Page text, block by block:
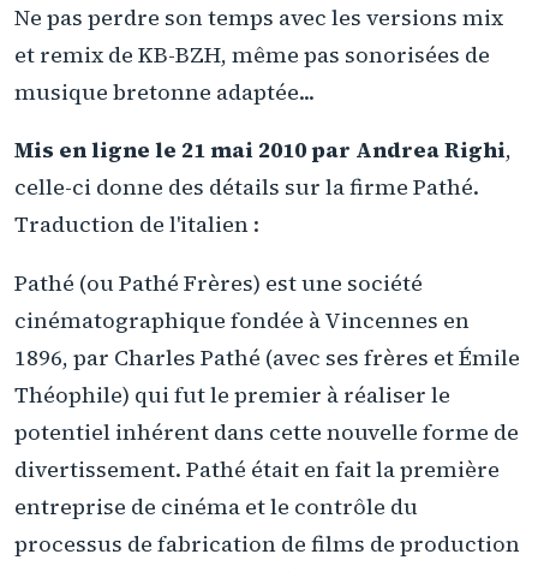
Ne pas perdre son temps avec les versions mix
et remix de KB-BZH, même pas sonorisées de
musique bretonne adaptée...
Mis en ligne le 21 mai 2010 par Andrea Righi,
celle-ci donne des détails sur la firme Pathé.
Traduction de l'italien :
Pathé (ou Pathé Frères) est une société
cinématographique fondée à Vincennes en
1896, par Charles Pathé (avec ses frères et Émile
Théophile) qui fut le premier à réaliser le
potentiel inhérent dans cette nouvelle forme de
divertissement. Pathé était en fait la première
entreprise de cinéma et le contrôle du
processus de fabrication de films de production